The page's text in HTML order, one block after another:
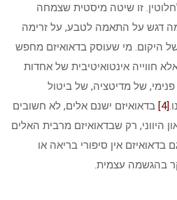
זו שיטה מיסטית שצמחה
דגש על התאמה לטבע, על זרימה
היקום. מי שעוסק בדאואיזם מחפש
חווייה אינטואיטיבית של אחדות
של מדיטציה, של ביטול
[4]
בדאואיזם ישנם אלים, לא חשובים
היווני, רק שבדאואיזם מרבית האלים
אין סיפורי בריאה או
בהגשמה עצמית.